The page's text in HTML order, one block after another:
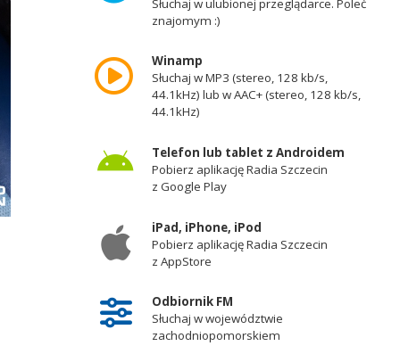
Słuchaj w ulubionej przeglądarce. Poleć
znajomym :)
Winamp
Słuchaj w MP3 (stereo, 128 kb/s,
44.1kHz) lub w AAC+ (stereo, 128 kb/s,
44.1kHz)
Telefon lub tablet z Androidem
Pobierz aplikację Radia Szczecin
z Google Play
iPad, iPhone, iPod
Pobierz aplikację Radia Szczecin
z AppStore
Odbiornik FM
Słuchaj w województwie
zachodniopomorskiem